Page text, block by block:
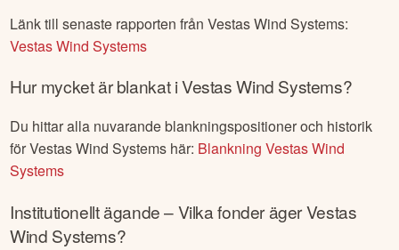
Länk till senaste rapporten frånVestas Wind Systems:
Vestas Wind Systems
Hur mycket är blankat iVestas Wind Systems?
Du hittar alla nuvarande blankningspositioner och historik
förVestas Wind Systems här: BlankningVestas Wind
Systems
Institutionellt ägande – Vilka fonder ägerVestas
Wind Systems?